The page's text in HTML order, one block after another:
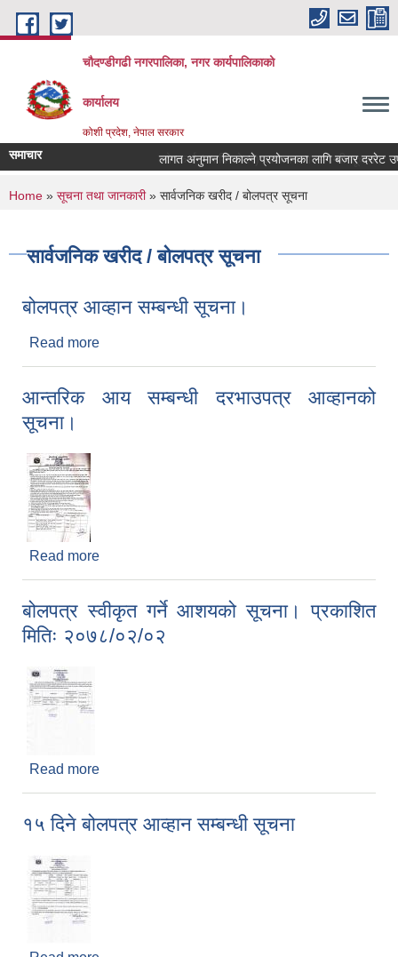
Skip to main content
चौदण्डीगढी नगरपालिका, नगर कार्यपालिकाको
कार्यालय
कोशी प्रदेश, नेपाल सरकार
समाचार लागत अनुमान निकाल्ने प्रयोजनका लागि बजार दररेट
खोपकर्ता (भ्याक्सिनेटर) आवश्यकता सम्वन्धी सूचना।
You are here
Home » सूचना तथा जानकारी» सार्वजनिक खरीद / बोलपत्र सूचना
सार्वजनिक खरीद / बोलपत्र सूचना
बोलपत्र आव्हान सम्बन्धी सूचना।
Read more
आन्तरिक आय सम्बन्धी दरभाउपत्र आव्हानको
सूचना।
Read more
बोलपत्र स्वीकृत गर्ने आशयको सूचना। प्रकाशित
मितिः २०७८/०२/०२
Read more
१५ दिने बोलपत्र आव्हान सम्बन्धी सूचना